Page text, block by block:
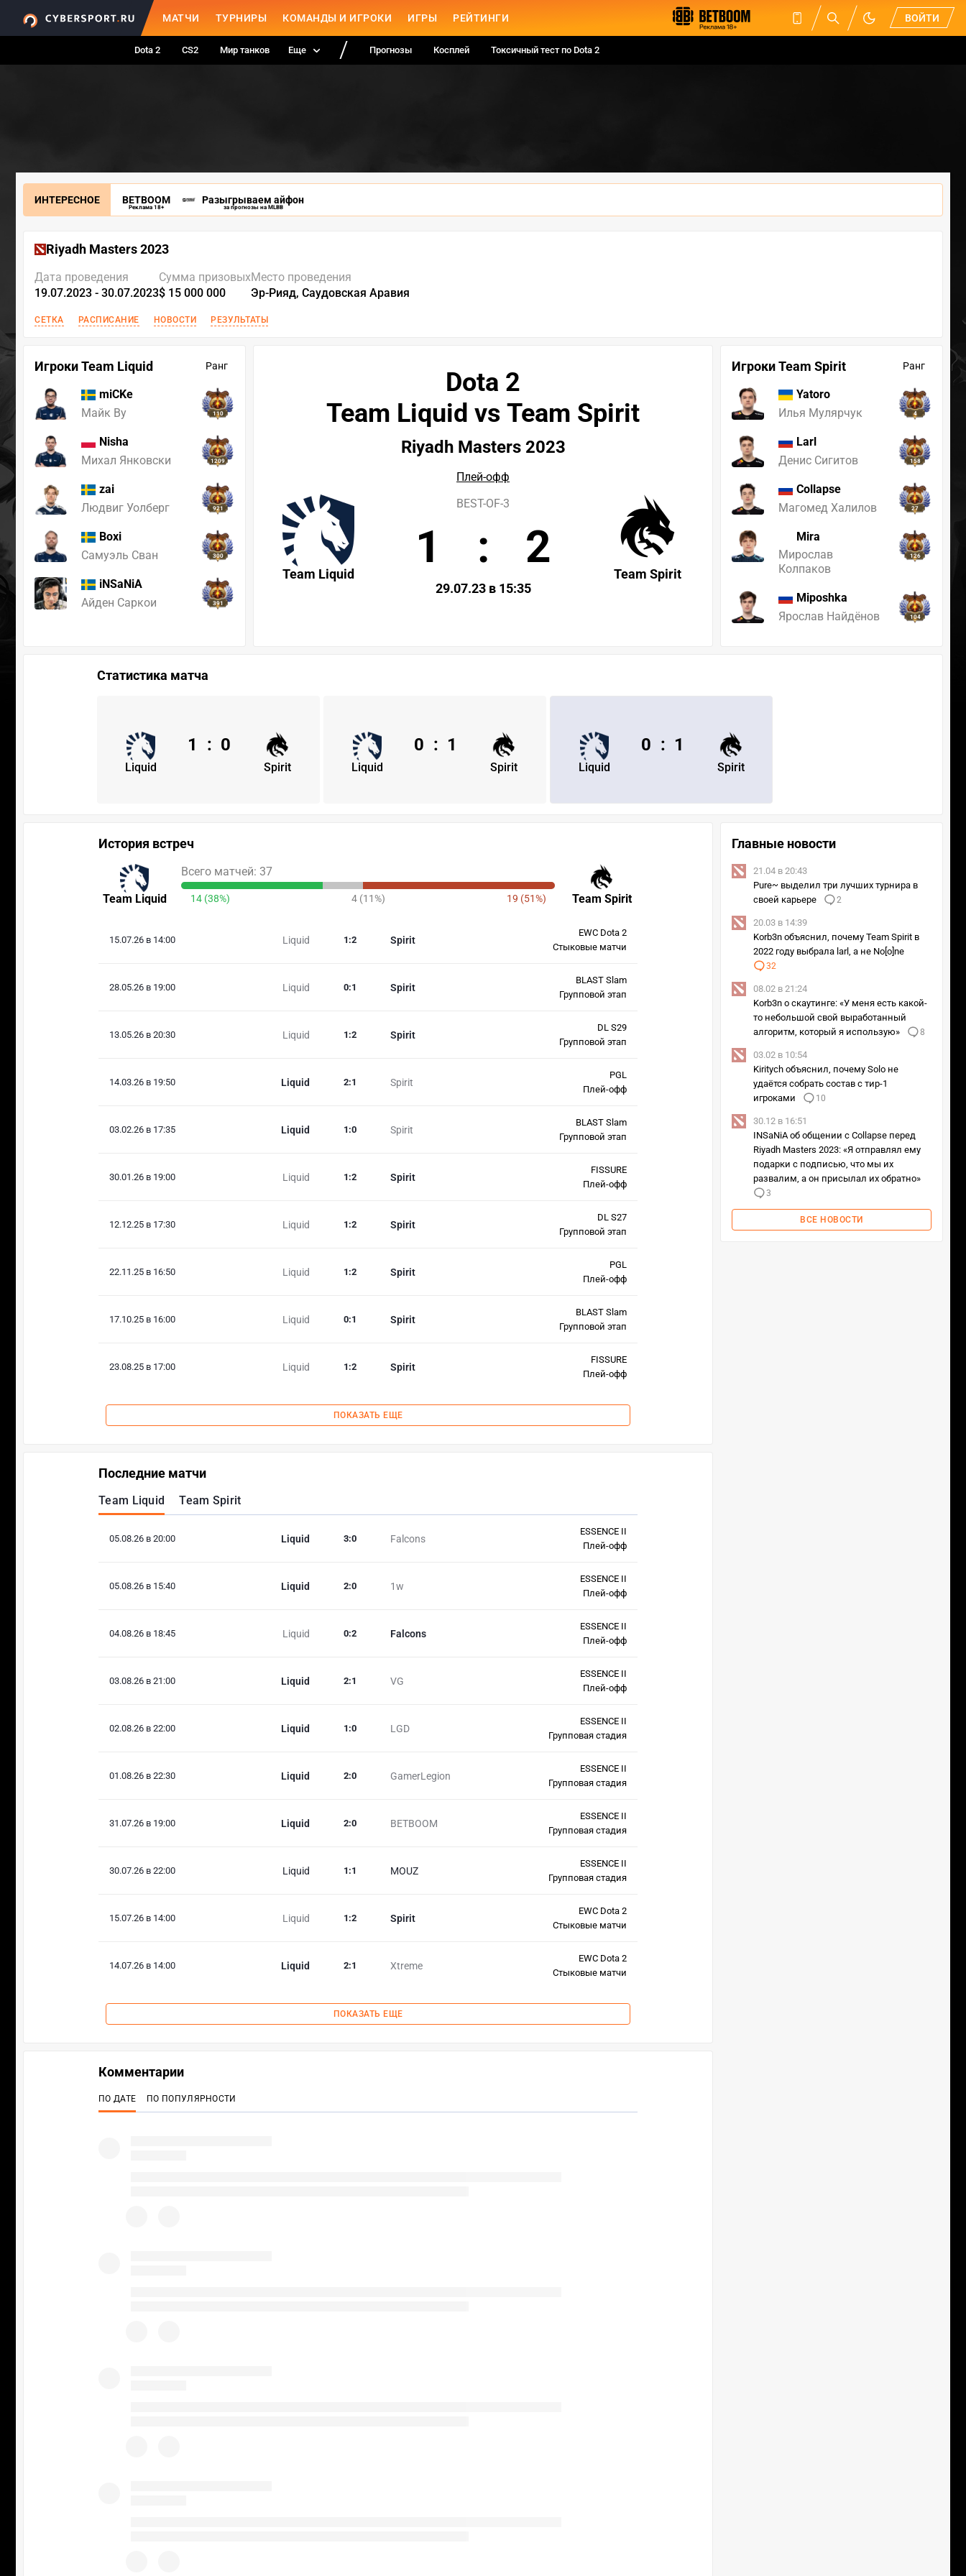
МАТЧИ ТУРНИРЫ КОМАНДЫ И ИГРОКИ ИГРЫ РЕЙТИНГИ ВОЙТИ
Dota 2 CS2 Мир танков Еще Прогнозы Косплей Токсичный тест по Dota 2
ИНТЕРЕСНОЕ BETBOOM
Реклама 18+
Разыгрываем айфон
за прогнозы на MLBB
Riyadh Masters 2023
Дата проведения
19.07.2023 - 30.07.2023
Сумма призовых
$ 15 000 000
Место проведения
Эр-Рияд, Саудовская Аравия
СЕТКА РАСПИСАНИЕ НОВОСТИ РЕЗУЛЬТАТЫ
Игроки Team Liquid Ранг
miCKe
Майк Ву
110
Nisha
Михал Янковски
1209
zai
Людвиг Уолберг
921
Boxi
Самуэль Сван
300
iNSaNiA
Айден Саркои
391
Игроки Team Spirit Ранг
Yatoro
Илья Мулярчук
4
Larl
Денис Сигитов
158
Collapse
Магомед Халилов
27
Mira
Мирослав
Колпаков
126
Miposhka
Ярослав Найдёнов
104
Dota 2
Team Liquid vs Team Spirit
Riyadh Masters 2023
Плей-офф
Team Liquid Team Spirit
BEST-OF-3
1 : 2
29.07.23 в 15:35
Статистика матча
Liquid Spirit
1 : 0
Liquid Spirit
0 : 1
Liquid Spirit
0 : 1
История встреч
Team Liquid Team Spirit
Всего матчей: 37
14 (38%) 4 (11%) 19 (51%)
15.07.26 в 14:00 Liquid Spirit
1 :2
EWC Dota 2
Стыковые матчи
28.05.26 в 19:00 Liquid Spirit
0:1
BLAST Slam
Групповой этап
13.05.26 в 20:30 Liquid Spirit
1 :2
DL S29
Групповой этап
14.03.26 в 19:50 Liquid Spirit
2:1
PGL
Плей-офф
03.02.26 в 17:35 Liquid Spirit
1 :0
BLAST Slam
Групповой этап
30.01.26 в 19:00 Liquid Spirit
1 :2
FISSURE
Плей-офф
12.12.25 в 17:30 Liquid Spirit
1 :2
DL S27
Групповой этап
22.11.25 в 16:50 Liquid Spirit
1 :2
PGL
Плей-офф
17.10.25 в 16:00 Liquid Spirit
0:1
BLAST Slam
Групповой этап
23.08.25 в 17:00 Liquid Spirit
1 :2
FISSURE
Плей-офф
ПОКАЗАТЬ ЕЩЕ
Последние матчи
Team Liquid Team Spirit
05.08.26 в 20:00 Liquid Falcons
3:0
ESSENCE II
Плей-офф
05.08.26 в 15:40 Liquid 1w
2:0
ESSENCE II
Плей-офф
04.08.26 в 18:45 Liquid Falcons
0:2
ESSENCE II
Плей-офф
03.08.26 в 21:00 Liquid VG
2:1
ESSENCE II
Плей-офф
02.08.26 в 22:00 Liquid LGD
1 :0
ESSENCE II
Групповая стадия
01.08.26 в 22:30 Liquid GamerLegion
2:0
ESSENCE II
Групповая стадия
31.07.26 в 19:00 Liquid BETBOOM
2:0
ESSENCE II
Групповая стадия
30.07.26 в 22:00 Liquid MOUZ
1 :1
ESSENCE II
Групповая стадия
15.07.26 в 14:00 Liquid Spirit
1 :2
EWC Dota 2
Стыковые матчи
14.07.26 в 14:00 Liquid Xtreme
2:1
EWC Dota 2
Стыковые матчи
ПОКАЗАТЬ ЕЩЕ
Главные новости
21.04 в 20:43
Pure~ выделил три лучших турнира в
своей карьере
2
20.03 в 14:39
Korb3n объяснил, почему Team Spirit в
2022 году выбрала larl, а не No[o]ne
32
08.02 в 21:24
Korb3n о скаутинге: «У меня есть какой-
то небольшой свой выработанный
алгоритм, который я использую»
8
03.02 в 10:54
Kiritych объяснил, почему Solo не
удаётся собрать состав с тир-1
игроками
10
30.12 в 16:51
INSaNiA об общении с Collapse перед
Riyadh Masters 2023: «Я отправлял ему
подарки с подписью, что мы их
развалим, а он присылал их обратно»
3
ВСЕ НОВОСТИ
Комментарии
ПО ДАТЕ ПО ПОПУЛЯРНОСТИ